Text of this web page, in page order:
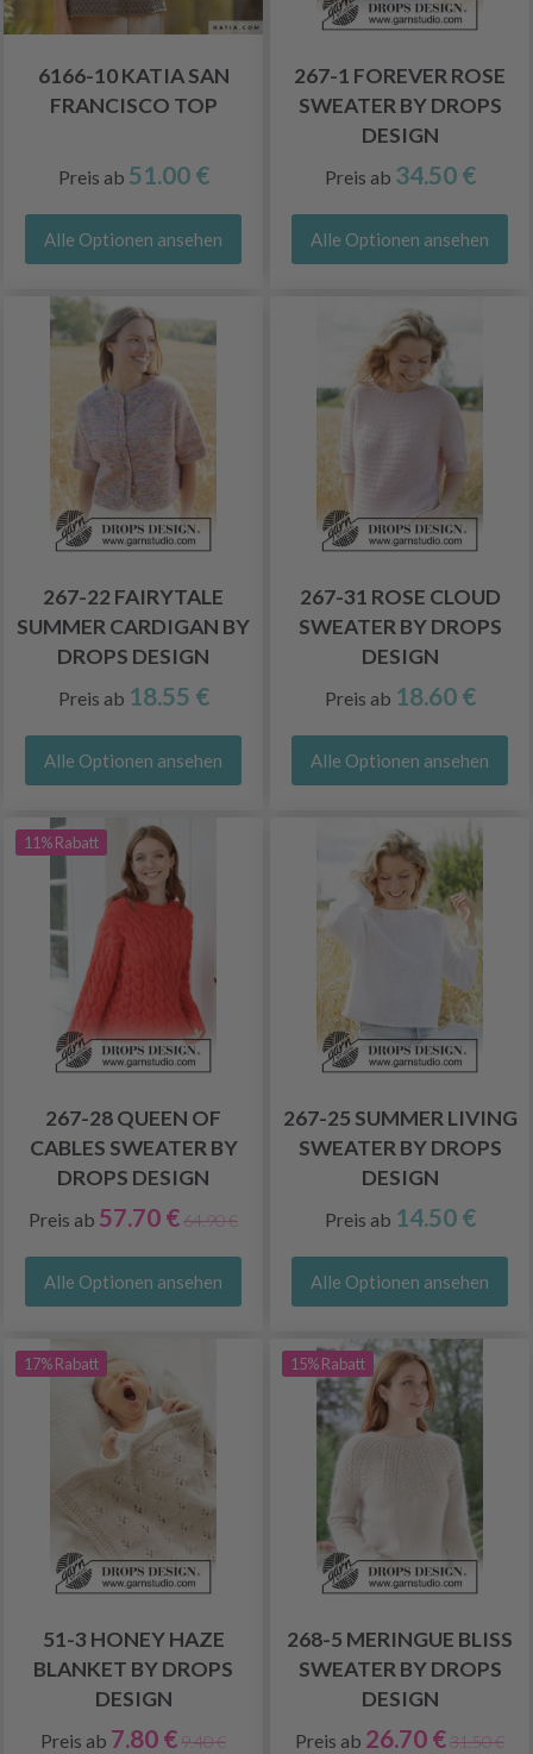
6166-10 KATIA SAN
FRANCISCO TOP
Preis ab 51.00 €
Alle Optionen ansehen
267-1 FOREVER ROSE
SWEATER BY DROPS
DESIGN
Preis ab 34.50 €
Alle Optionen ansehen
267-22 FAIRYTALE
SUMMER CARDIGAN BY
DROPS DESIGN
Preis ab 18.55 €
Alle Optionen ansehen
267-31 ROSE CLOUD
SWEATER BY DROPS
DESIGN
Preis ab 18.60 €
Alle Optionen ansehen
11% Rabatt
267-28 QUEEN OF
CABLES SWEATER BY
DROPS DESIGN
Preis ab 57.70 €64.90 €
Alle Optionen ansehen
267-25 SUMMER LIVING
SWEATER BY DROPS
DESIGN
Preis ab 14.50 €
Alle Optionen ansehen
17% Rabatt
51-3 HONEY HAZE
BLANKET BY DROPS
DESIGN
Preis ab 7.80 €9.40 €
15% Rabatt
268-5 MERINGUE BLISS
SWEATER BY DROPS
DESIGN
Preis ab 26.70 €31.50 €